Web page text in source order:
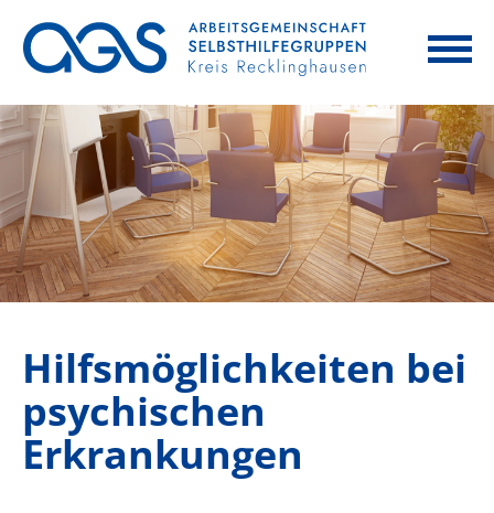
Hilfsmöglichkeiten bei
psychischen
Erkrankungen